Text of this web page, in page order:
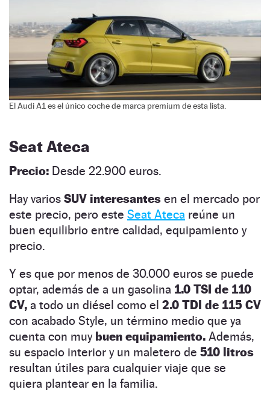
El Audi A1 es el único coche de marca premium de esta lista.
Seat Ateca
Precio: Desde 22.900 euros.
Hay varios SUV interesantes en el mercado por
este precio, pero este Seat Ateca reúne un
buen equilibrio entre calidad, equipamiento y
precio.
Y es que por menos de 30.000 euros se puede
optar, además de a un gasolina 1.0 TSI de 110
CV, a todo un diésel como el 2.0 TDI de 115 CV
con acabado Style, un término medio que ya
cuenta con muy buen equipamiento. Además,
su espacio interior y un maletero de 510 litros
resultan útiles para cualquier viaje que se
quiera plantear en la familia.